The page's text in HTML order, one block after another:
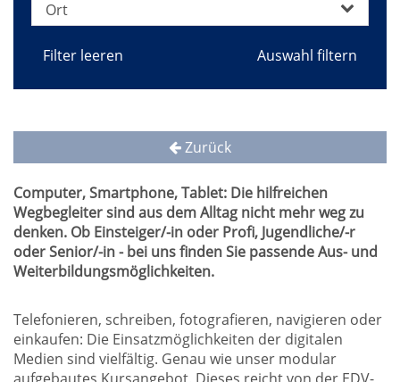
Ort
Filter leeren
Zurück
Computer, Smartphone, Tablet: Die hilfreichen
Wegbegleiter sind aus dem Alltag nicht mehr weg zu
denken. Ob Einsteiger/-in oder Profi, Jugendliche/-r
oder Senior/-in - bei uns finden Sie passende Aus- und
Weiterbildungsmöglichkeiten.
Telefonieren, schreiben, fotografieren, navigieren oder
einkaufen: Die Einsatzmöglichkeiten der digitalen
Medien sind vielfältig. Genau wie unser modular